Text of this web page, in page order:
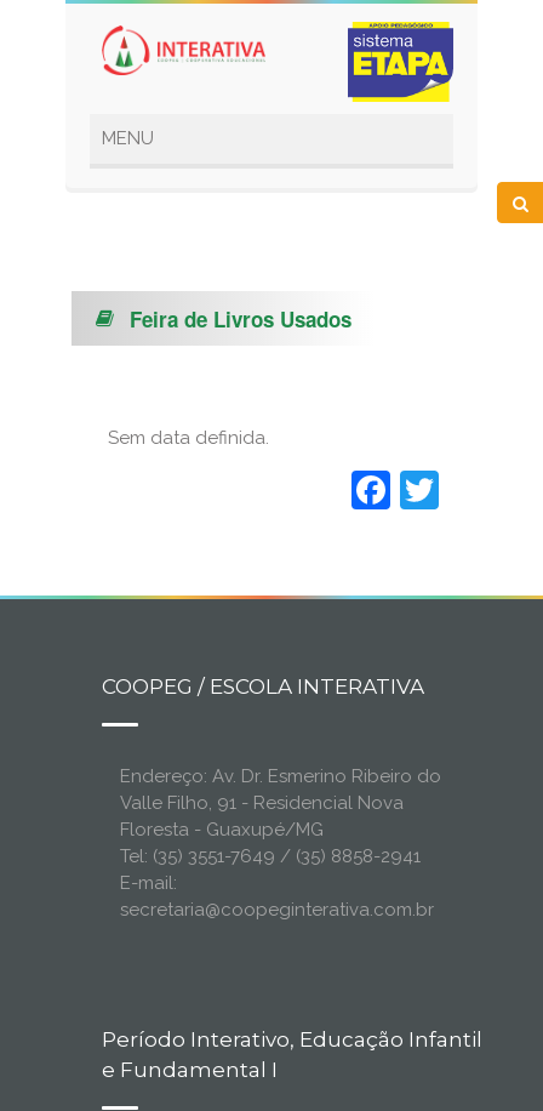
Feira de Livros Usados
Sem data definida.
COOPEG / ESCOLA INTERATIVA
Endereço: Av. Dr. Esmerino Ribeiro do
Valle Filho, 91 - Residencial Nova
Floresta - Guaxupé/MG
Tel: (35) 3551-7649 / (35) 8858-2941
E-mail:
secretaria@coopeginterativa.com.br
Período Interativo, Educação Infantil
e Fundamental I